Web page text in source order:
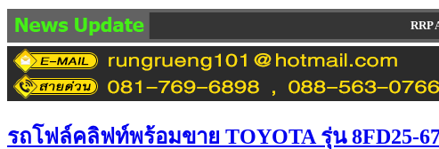
RRP AUTO
รถโฟล์คลิฟท์พร้อมขาย TOYOTA รุ่น 8FD25-